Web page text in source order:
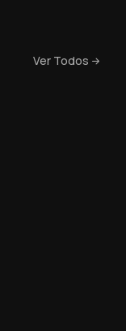
Ver Todos